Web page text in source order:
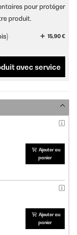
pour protéger
produit.
15,90 €
avec service
Ajouter au
panier
Ajouter au
panier